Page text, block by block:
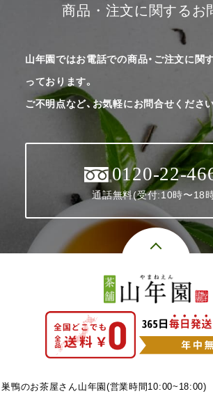
商品・注文に関するお
山年園ではお電話での商品・ご注文に関
っております。
ご不明点など、お気軽にお問合せくださ
0120-22-
通話無料(受付:10時〜18
巣鴨のお茶屋さん山年園(営業時間10:00~18:00)